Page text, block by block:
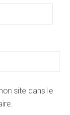
site dans le